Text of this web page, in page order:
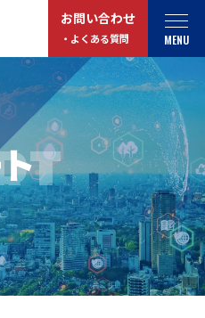
MENU
お問い合わせ
・よくある質問
最新情報
お役立ちコラム
プライバシーポリシー
お問い合わせ
よくある質問